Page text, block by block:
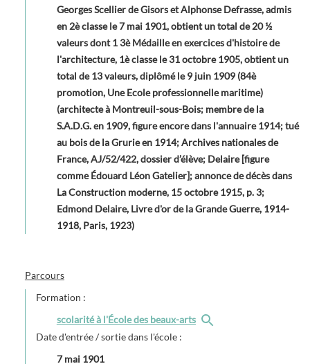
Georges Scellier de Gisors et Alphonse Defrasse, admis
en 2è classe le 7 mai 1901, obtient un total de 20 ½
valeurs dont 1 3è Médaille en exercices d'histoire de
l'architecture, 1è classe le 31 octobre 1905, obtient un
total de 13 valeurs, diplômé le 9 juin 1909 (84è
promotion, Une Ecole professionnelle maritime)
(architecte à Montreuil-sous-Bois; membre de la
S.A.D.G. en 1909, figure encore dans l'annuaire 1914; tué
au bois de la Grurie en 1914; Archives nationales de
France, AJ/52/422, dossier d’élève; Delaire [figure
comme Édouard Léon Gatelier]; annonce de décès dans
La Construction moderne, 15 octobre 1915, p. 3;
Edmond Delaire, Livre d'or de la Grande Guerre, 1914-
1918, Paris, 1923)
Parcours
Formation :
scolarité à l'École des beaux-arts
Date d'entrée / sortie dans l'école :
7 mai 1901